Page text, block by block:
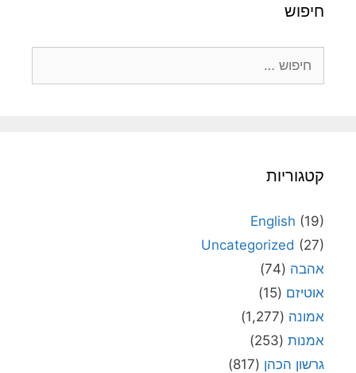
חיפוש
קטגוריות
English (19)
Uncategorized (27)
אהבה (74)
אוטיזם (15)
אמונה (1,277)
אמנות (253)
גרשון הכהן (817)